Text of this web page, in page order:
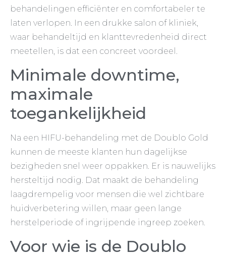
behandelingen efficiënter en comfortabeler te
laten verlopen. In een drukke salon of kliniek,
waar behandeltijd en klanttevredenheid direct
meetellen, is dat een concreet voordeel.
Minimale downtime,
maximale
toegankelijkheid
Na een HIFU-behandeling met de Doublo Gold
kunnen de meeste klanten hun dagelijkse
bezigheden snel weer oppakken. Er is nauwelijks
hersteltijd nodig. Dat maakt de behandeling
laagdrempelig voor mensen die wel zichtbare
huidverbetering willen, maar geen lange
herstelperiode of ingrijpende ingreep zoeken.
Voor wie is de Doublo